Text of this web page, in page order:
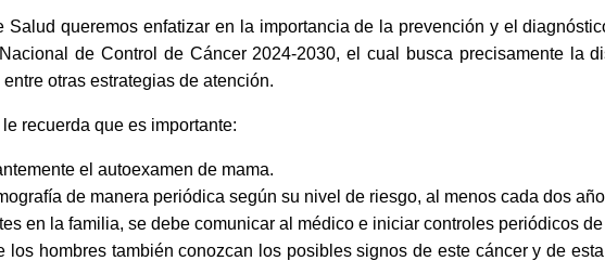
Salud queremos enfatizar en la importancia de la prevención y el
de Control de Cáncer 2024-2030, el cual busca precisamente la
otras estrategias de atención.
recuerda que es importante:
el autoexamen de mama.
de manera periódica según su nivel de riesgo, al menos cada dos
en la familia, se debe comunicar al médico e iniciar controles periódicos
los hombres también conozcan los posibles signos de este cáncer y de